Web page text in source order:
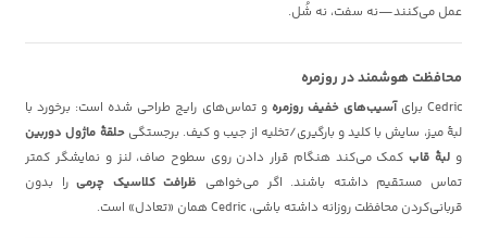
عمل می‌کنند—نه سفت، نه شُل.
محافظت هوشمند در روزمره
Cedric برای آسیب‌های خفیف روزمره و تماس‌های رایج طراحی شده است: برخورد با
لبهٔ میز، سایش با کلید و بارگیری/تخلیه از جیب و کیف. برجستگیحلقهٔ ماژول دوربین
ولبهٔ قابکمک می‌کند هنگام قرار دادن روی سطوح صاف، لنز و نمایشگر کمتر
تماس مستقیم داشته باشند. اگر می‌خواهی ظرافت کلاسیک چرمیرا بدون
قربانی‌کردن محافظت روزانه داشته باشی، Cedric همان «تعادل» است.